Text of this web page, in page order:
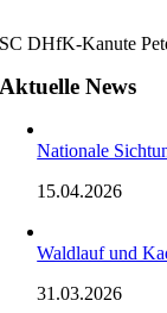
SC DHfK-Kanute
Aktuelle News
Nationale
15.04.2026
Waldlauf und
31.03.2026